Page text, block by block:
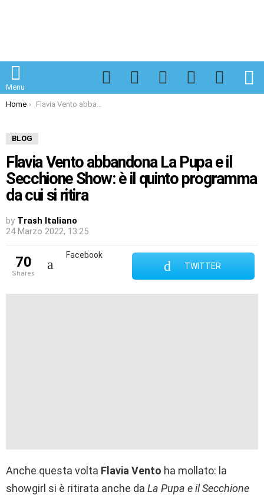
Menu
Facebook
Twitter
Instagram
Spotify
TikTok
You are here:
Home Flavia Vento abbandona La Pupa e il Secchione Show: è il quinto programma da cui si ritira
BLOG
Flavia Vento abbandona La Pupa e il
Secchione Show: è il quinto programma
da cui si ritira
by Trash Italiano
24 Marzo 2022, 13:25
70
shares
Facebook
TWITTER
Anche questa volta Flavia Vento ha mollato: la
showgirl si è ritirata anche da La Pupa e il Secchione